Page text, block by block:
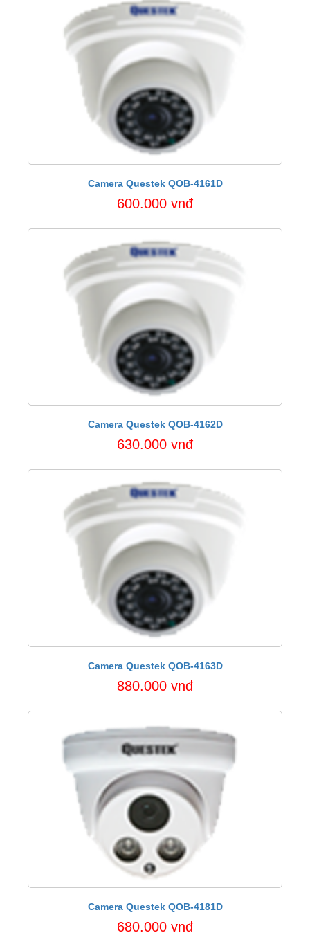
Camera Questek QOB-4161D
600.000 vnđ
Camera Questek QOB-4162D
630.000 vnđ
Camera Questek QOB-4163D
880.000 vnđ
Camera Questek QOB-4181D
680.000 vnđ